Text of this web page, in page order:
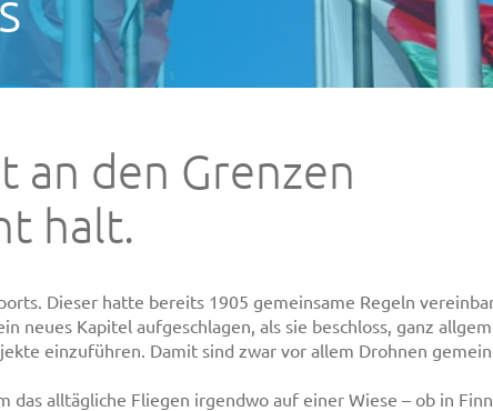
an den Grenzen
halt.
Dieser hatte bereits 1905 gemeinsame Regeln
neues Kapitel aufgeschlagen, als sie beschloss, ganz
einzuführen. Damit sind zwar vor allem Drohnen
alltägliche Fliegen irgendwo auf einer Wiese – ob in